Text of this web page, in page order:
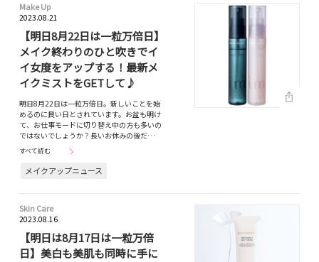
Make Up
2023.08.21
【明日8月22日は一粒万倍日】
メイク終わりのひと吹きでイ
イ女度をアップする！最新メ
イクミストをGETして♪
明日8月22日は一粒万倍日。新しいことを始
めるのに良い日とされています。お盆も明け
て、お仕事モードに切り替え中の方も多いの
ではないでしょうか？長いお休みの後だ…
すべて読む
メイクアップニュース
Skin Care
2023.08.16
【明日は8月17日は一粒万倍
日】美白も美肌も同時に手に